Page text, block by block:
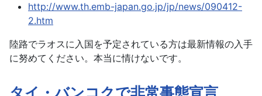
http://www.th.emb-japan.go.jp/jp/news/090412-
2.htm
陸路でラオスに入国を予定されている方は最新情報の入手
に努めてください。本当に情けないです。
タイ・バンコクで非常事態宣言